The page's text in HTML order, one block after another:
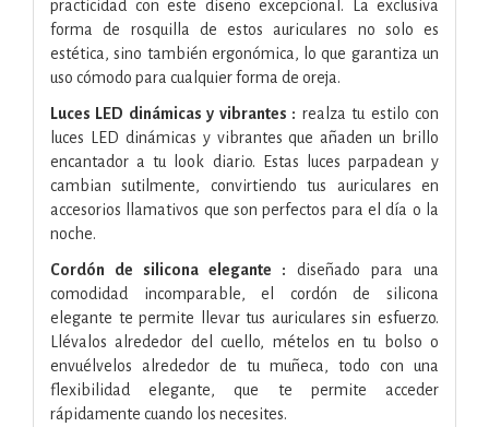
practicidad con este diseño excepcional. La exclusiva
forma de rosquilla de estos auriculares no solo es
estética, sino también ergonómica, lo que garantiza un
uso cómodo para cualquier forma de oreja.
Luces LED dinámicas y vibrantes : realza tu estilo con
luces LED dinámicas y vibrantes que añaden un brillo
encantador a tu look diario. Estas luces parpadean y
cambian sutilmente, convirtiendo tus auriculares en
accesorios llamativos que son perfectos para el día o la
noche.
Cordón de silicona elegante : diseñado para una
comodidad incomparable, el cordón de silicona
elegante te permite llevar tus auriculares sin esfuerzo.
Llévalos alrededor del cuello, mételos en tu bolso o
envuélvelos alrededor de tu muñeca, todo con una
flexibilidad elegante, que te permite acceder
rápidamente cuando los necesites.